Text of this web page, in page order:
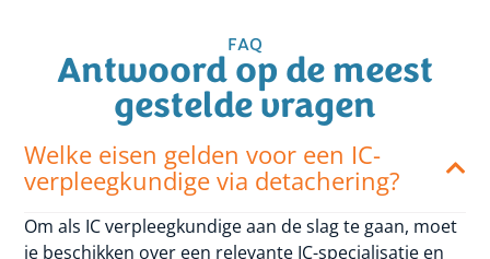
FAQ
Antwoord op de meest
gestelde vragen
Welke eisen gelden voor een IC-
verpleegkundige via detachering?
Om als IC verpleegkundige aan de slag te gaan, moet
je beschikken over een relevante IC-specialisatie en